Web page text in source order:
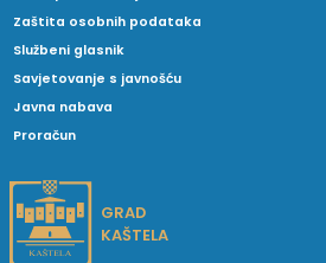
Zaštita osobnih podataka
Službeni glasnik
Savjetovanje s javnošću
Javna nabava
Proračun
GRAD
KAŠTELA